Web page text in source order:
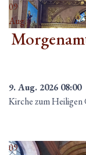
09
Aug.
9. Aug. 2026 08:00
Kirche zum Heiligen
09